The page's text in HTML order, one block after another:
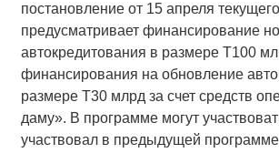
постановление от 15 апреля
предусматривает финансирование
автокредитования в размере Т100
финансирования на обновление
размере Т30 млрд за счет средств
даму». В программе могут
участвовал в предыдущей